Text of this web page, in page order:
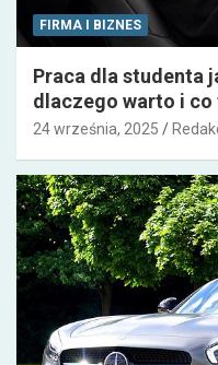
FIRMA I BIZNES
Praca dla studenta
dlaczego warto i
24 września, 2025